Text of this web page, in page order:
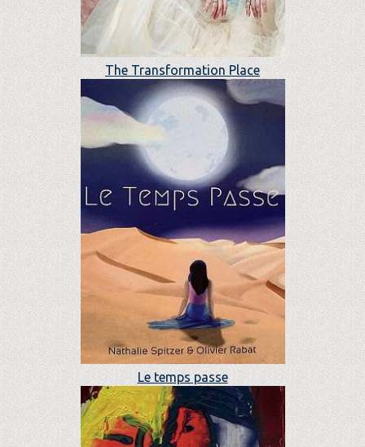
The Transformation Place
Le temps passe